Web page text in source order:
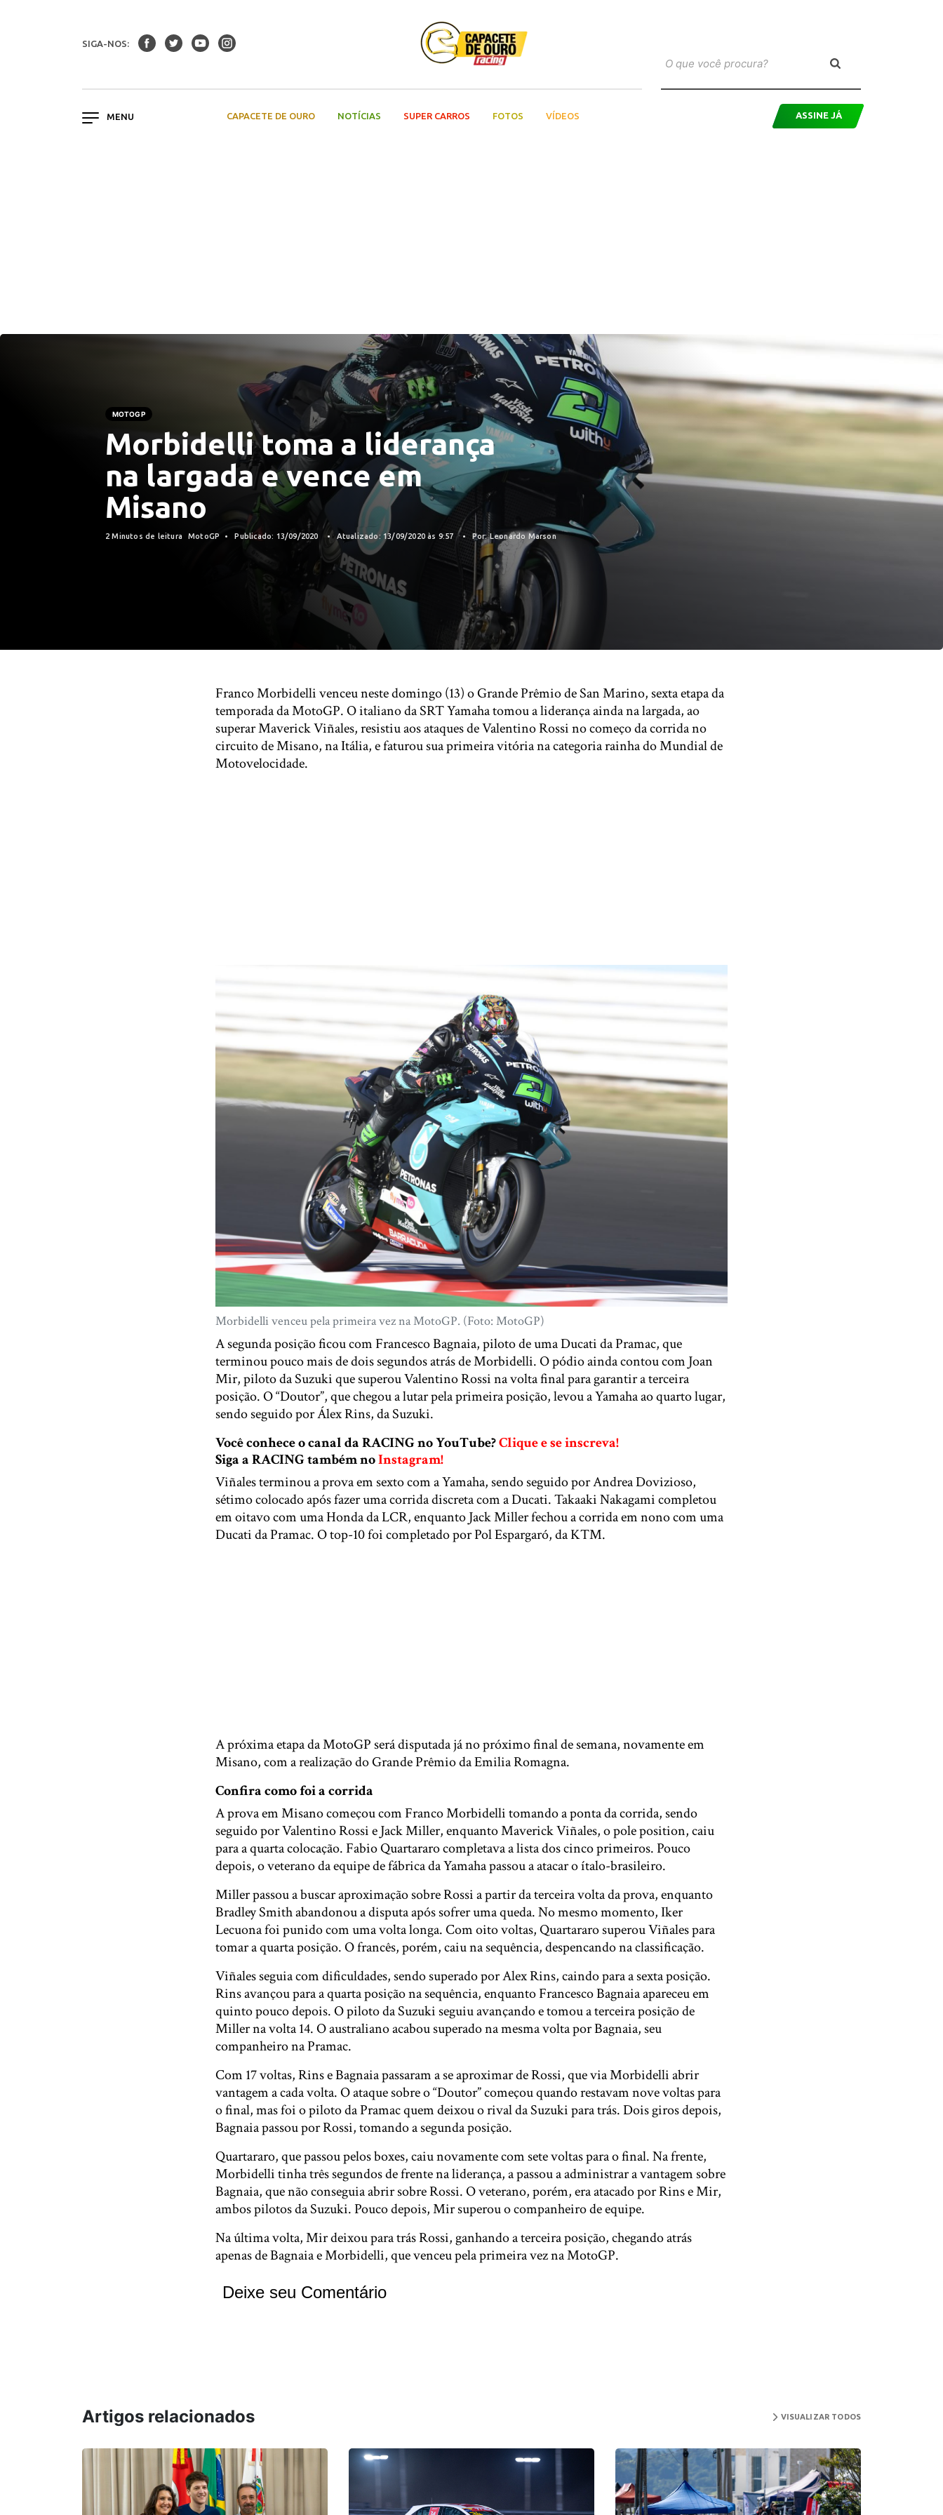
SIGA-NOS:
CAPACETE DE OURO NOTÍCIAS SUPER CARROS FOTOS VÍDEOS ASSINE JÁ
MOTOGP
Morbidelli toma a liderança
na largada e vence em
Misano
2 Minutos de leitura MotoGP Publicado: 13/09/2020 Atualizado: 13/09/2020 às 9:57 Por: Leonardo Marson
Franco Morbidelli venceu neste domingo (13) o Grande Prêmio de San Marino, sexta etapa da
temporada da MotoGP. O italiano da SRT Yamaha tomou a liderança ainda na largada, ao
superar Maverick Viñales, resistiu aos ataques de Valentino Rossi no começo da corrida no
circuito de Misano, na Itália, e faturou sua primeira vitória na categoria rainha do Mundial de
Motovelocidade.
Morbidelli venceu pela primeira vez na MotoGP. (Foto: MotoGP)
A segunda posição ficou com Francesco Bagnaia, piloto de uma Ducati da Pramac, que
terminou pouco mais de dois segundos atrás de Morbidelli. O pódio ainda contou com Joan
Mir, piloto da Suzuki que superou Valentino Rossi na volta final para garantir a terceira
posição. O “Doutor”, que chegou a lutar pela primeira posição, levou a Yamaha ao quarto lugar,
sendo seguido por Álex Rins, da Suzuki.
Você conhece o canal da RACING no YouTube?Clique e se inscreva!
Siga a RACING também noInstagram!
Viñales terminou a prova em sexto com a Yamaha, sendo seguido por Andrea Dovizioso,
sétimo colocado após fazer uma corrida discreta com a Ducati. Takaaki Nakagami completou
em oitavo com uma Honda da LCR, enquanto Jack Miller fechou a corrida em nono com uma
Ducati da Pramac. O top-10 foi completado por Pol Espargaró, da KTM.
A próxima etapa da MotoGP será disputada já no próximo final de semana, novamente em
Misano, com a realização do Grande Prêmio da Emilia Romagna.
Confira como foi a corrida
A prova em Misano começou com Franco Morbidelli tomando a ponta da corrida, sendo
seguido por Valentino Rossi e Jack Miller, enquanto Maverick Viñales, o pole position, caiu
para a quarta colocação. Fabio Quartararo completava a lista dos cinco primeiros. Pouco
depois, o veterano da equipe de fábrica da Yamaha passou a atacar o ítalo-brasileiro.
Miller passou a buscar aproximação sobre Rossi a partir da terceira volta da prova, enquanto
Bradley Smith abandonou a disputa após sofrer uma queda. No mesmo momento, Iker
Lecuona foi punido com uma volta longa. Com oito voltas, Quartararo superou Viñales para
tomar a quarta posição. O francês, porém, caiu na sequência, despencando na classificação.
Viñales seguia com dificuldades, sendo superado por Alex Rins, caindo para a sexta posição.
Rins avançou para a quarta posição na sequência, enquanto Francesco Bagnaia apareceu em
quinto pouco depois. O piloto da Suzuki seguiu avançando e tomou a terceira posição de
Miller na volta 14. O australiano acabou superado na mesma volta por Bagnaia, seu
companheiro na Pramac.
Com 17 voltas, Rins e Bagnaia passaram a se aproximar de Rossi, que via Morbidelli abrir
vantagem a cada volta. O ataque sobre o “Doutor” começou quando restavam nove voltas para
o final, mas foi o piloto da Pramac quem deixou o rival da Suzuki para trás. Dois giros depois,
Bagnaia passou por Rossi, tomando a segunda posição.
Quartararo, que passou pelos boxes, caiu novamente com sete voltas para o final. Na frente,
Morbidelli tinha três segundos de frente na liderança, a passou a administrar a vantagem sobre
Bagnaia, que não conseguia abrir sobre Rossi. O veterano, porém, era atacado por Rins e Mir,
ambos pilotos da Suzuki. Pouco depois, Mir superou o companheiro de equipe.
Na última volta, Mir deixou para trás Rossi, ganhando a terceira posição, chegando atrás
apenas de Bagnaia e Morbidelli, que venceu pela primeira vez na MotoGP.
Deixe seu Comentário
Artigos relacionados VISUALIZAR TODOS